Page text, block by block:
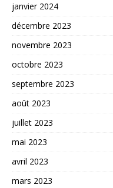
janvier 2024
décembre 2023
novembre 2023
octobre 2023
septembre 2023
août 2023
juillet 2023
mai 2023
avril 2023
mars 2023